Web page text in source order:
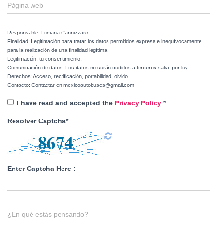
Página web
Responsable: Luciana Cannizzaro.
Finalidad: Legitimación para tratar los datos permitidos expresa e inequívocamente
para la realización de una finalidad legítima.
Legitimación: tu consentimiento.
Comunicación de datos: Los datos no serán cedidos a terceros salvo por ley.
Derechos: Acceso, rectificación, portabilidad, olvido.
Contacto: Contactar en mexicoautobuses@gmail.com
I have read and accepted the Privacy Policy *
Resolver Captcha*
Enter Captcha Here :
¿En qué estás pensando?